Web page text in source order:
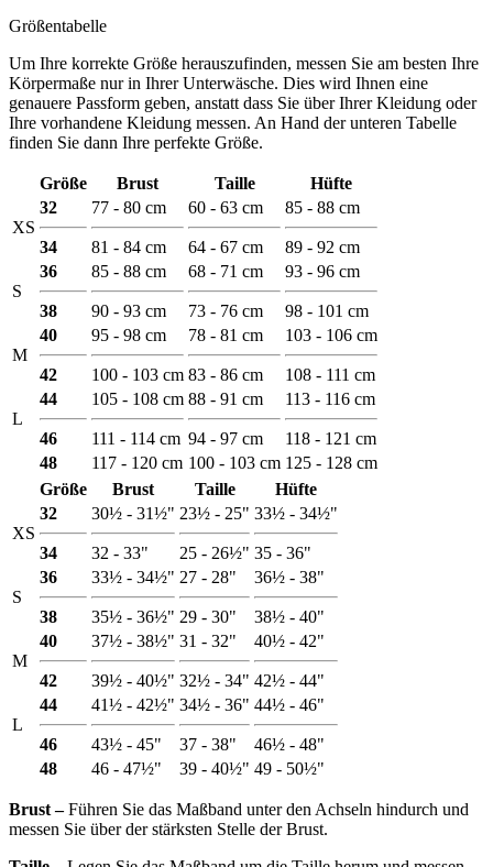
Größentabelle
Um Ihre korrekte Größe herauszufinden, messen Sie am besten Ihre
Körpermaße nur in Ihrer Unterwäsche. Dies wird Ihnen eine
genauere Passform geben, anstatt dass Sie über Ihrer Kleidung oder
Ihre vorhandene Kleidung messen. An Hand der unteren Tabelle
finden Sie dann Ihre perfekte Größe.
Größe Brust Taille Hüfte
XS
32
34
77 - 80 cm
81 - 84 cm
60 - 63 cm
64 - 67 cm
85 - 88 cm
89 - 92 cm
S
36
38
85 - 88 cm
90 - 93 cm
68 - 71 cm
73 - 76 cm
93 - 96 cm
98 - 101 cm
M
40
42
95 - 98 cm
100 - 103 cm
78 - 81 cm
83 - 86 cm
103 - 106 cm
108 - 111 cm
L
44
46
105 - 108 cm
111 - 114 cm
88 - 91 cm
94 - 97 cm
113 - 116 cm
118 - 121 cm
48
117 - 120 cm 100 - 103 cm 125 - 128 cm
Größe
Brust Taille Hüfte
XS
32
34
30½ - 31½"
32 - 33"
23½ - 25"
25 - 26½"
33½ - 34½"
35 - 36"
S
36
38
33½ - 34½"
35½ - 36½"
27 - 28"
29 - 30"
36½ - 38"
38½ - 40"
M
40
42
37½ - 38½"
39½ - 40½"
31 - 32"
32½ - 34"
40½ - 42"
42½ - 44"
L
44
46
41½ - 42½"
43½ - 45"
34½ - 36"
37 - 38"
44½ - 46"
46½ - 48"
48
46 - 47½" 39 - 40½" 49 - 50½"
Brust ‒Führen Sie das Maßband unter den Achseln hindurch und
messen Sie über der stärksten Stelle der Brust.